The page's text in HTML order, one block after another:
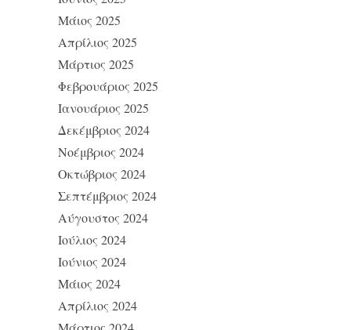
Μάιος 2025
Απρίλιος 2025
Μάρτιος 2025
Φεβρουάριος 2025
Ιανουάριος 2025
Δεκέμβριος 2024
Νοέμβριος 2024
Οκτώβριος 2024
Σεπτέμβριος 2024
Αύγουστος 2024
Ιούλιος 2024
Ιούνιος 2024
Μάιος 2024
Απρίλιος 2024